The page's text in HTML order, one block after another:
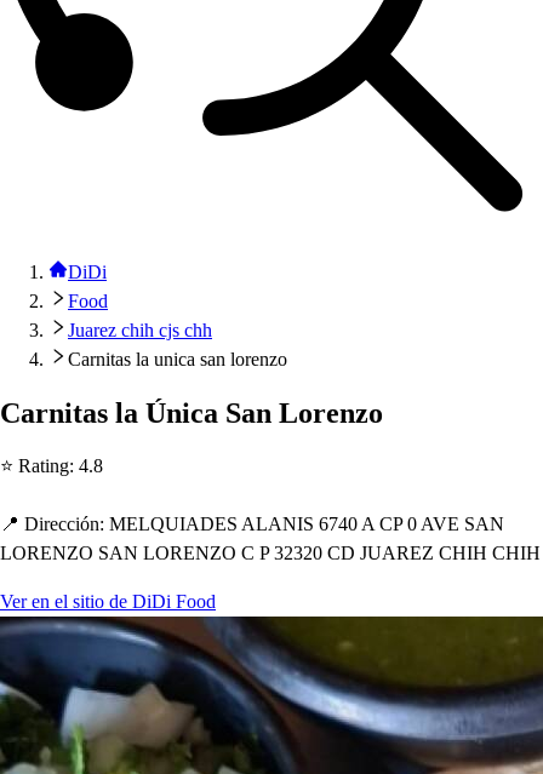
DiDi
Food
Juarez chih cjs chh
Carnitas la unica san lorenzo
Carnitas la Única San Lorenzo
⭐ Rating: 4.8
📍 Dirección: MELQUIADES ALANIS 6740 A CP 0 AVE SAN
LORENZO SAN LORENZO C P 32320 CD JUAREZ CHIH CHIH
Ver en el sitio de DiDi Food